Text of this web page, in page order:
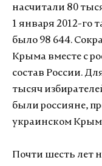
насчитали 80
1 января 2012-
было 98 644.
Крыма вместе с
состав России.
тысяч
были россияне,
украинском
Почти шесть лет